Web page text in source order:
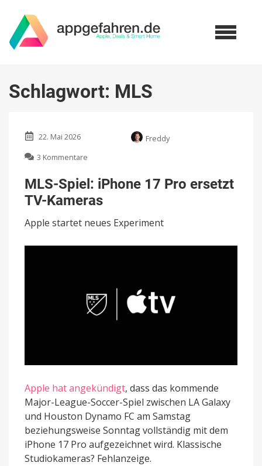
Schlagwort: MLS
22. Mai 2026
Freddy
3 Kommentare
Spiel:
iPhone
17
ersetzt
Kameras
MLS-Spiel: iPhone 17 Pro ersetzt
TV-Kameras
Apple startet neues Experiment
Apple hat angekündigt, dass das kommende
Major-League-Soccer-Spiel zwischen LA Galaxy
und Houston Dynamo FC am Samstag
beziehungsweise Sonntag vollständig mit dem
iPhone 17 Pro aufgezeichnet wird. Klassische
Studiokameras? Fehlanzeige.